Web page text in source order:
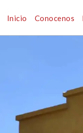
Inicio Conocenos